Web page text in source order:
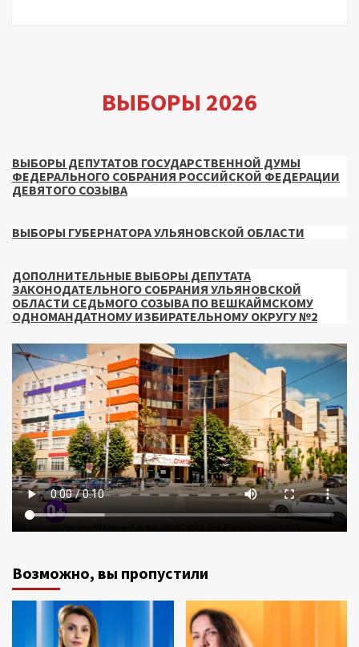
ВЫБОРЫ 2026
ВЫБОРЫ ДЕПУТАТОВ ГОСУДАРСТВЕННОЙ ДУМЫ
ФЕДЕРАЛЬНОГО СОБРАНИЯ РОССИЙСКОЙ ФЕДЕРАЦИИ
ДЕВЯТОГО СОЗЫВА
ВЫБОРЫ ГУБЕРНАТОРА УЛЬЯНОВСКОЙ ОБЛАСТИ
ДОПОЛНИТЕЛЬНЫЕ ВЫБОРЫ ДЕПУТАТА
ЗАКОНОДАТЕЛЬНОГО СОБРАНИЯ УЛЬЯНОВСКОЙ
ОБЛАСТИ СЕДЬМОГО СОЗЫВА ПО ВЕШКАЙМСКОМУ
ОДНОМАНДАТНОМУ ИЗБИРАТЕЛЬНОМУ ОКРУГУ №2
Возможно, вы пропустили